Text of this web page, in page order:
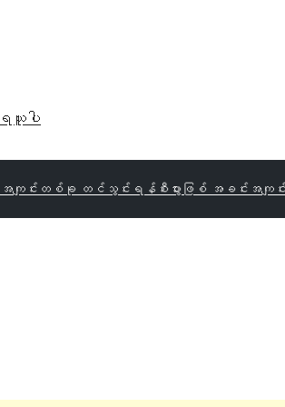
ယူပါ
အကျင်းတစ်ခု တင်သွင်းရန် စီးပွားဖြစ် အခင်းအကျ